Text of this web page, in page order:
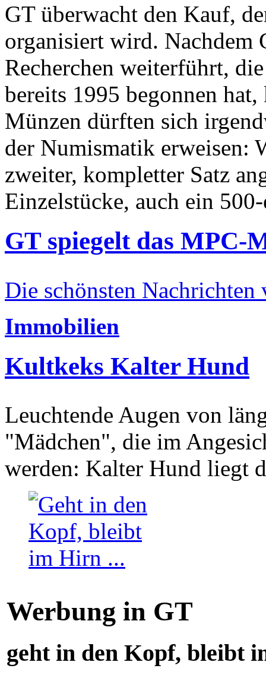
GT überwacht den Kauf,
organisiert wird. Nachdem
Recherchen weiterführt,
bereits 1995 begonnen
Münzen dürften sich
der Numismatik erweisen:
zweiter, kompletter Satz
Einzelstücke, auch ein
GT spiegelt das MPC-
Die schönsten Nachrichten
Immobilien
Kultkeks Kalter Hund
Leuchtende Augen von
"Mädchen", die im
werden: Kalter Hund liegt
Werbung in GT
geht in den Kopf, bleibt